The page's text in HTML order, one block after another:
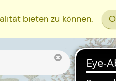
bieten zu können.